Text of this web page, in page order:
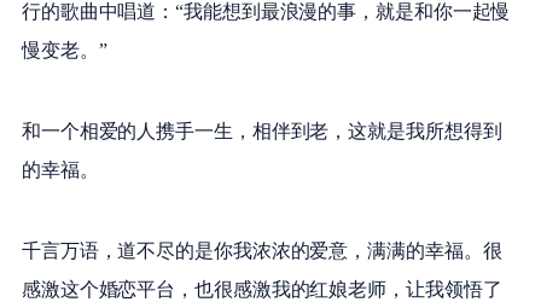
行的歌曲中唱道：“我能想到最浪漫的事，就是和你一起慢
慢变老。”
和一个相爱的人携手一生，相伴到老，这就是我所想得到
的幸福。
千言万语，道不尽的是你我浓浓的爱意，满满的幸福。很
感激这个婚恋平台，也很感激我的红娘老师，让我领悟了